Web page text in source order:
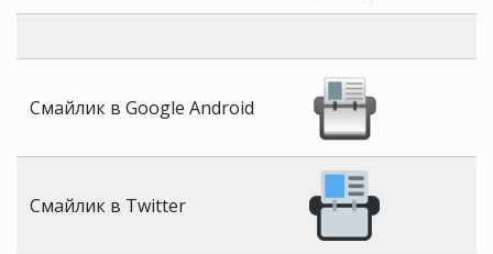
Смайлик в Google Android
Смайлик в Twitter